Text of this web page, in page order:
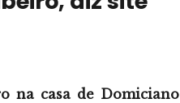
na casa de Domiciano